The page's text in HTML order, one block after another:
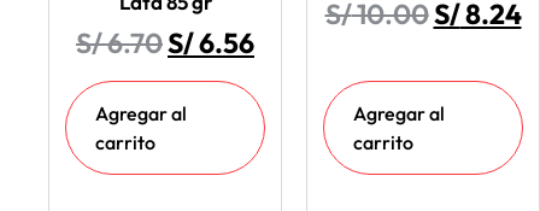
S/6.70S/6.56
Agregar al
carrito
S/10.00S/8.24
Agregar al
carrito